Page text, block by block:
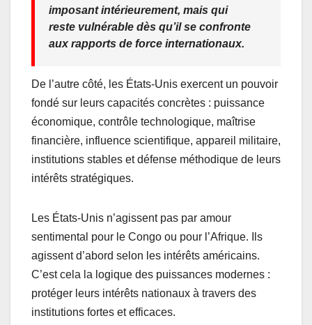
imposant intérieurement, mais qui
reste vulnérable dès qu’il se confronte
aux rapports de force internationaux.
De l’autre côté, les États-Unis exercent un pouvoir
fondé sur leurs capacités concrètes : puissance
économique, contrôle technologique, maîtrise
financière, influence scientifique, appareil militaire,
institutions stables et défense méthodique de leurs
intérêts stratégiques.
Les États-Unis n’agissent pas par amour
sentimental pour le Congo ou pour l’Afrique. Ils
agissent d’abord selon les intérêts américains.
C’est cela la logique des puissances modernes :
protéger leurs intérêts nationaux à travers des
institutions fortes et efficaces.